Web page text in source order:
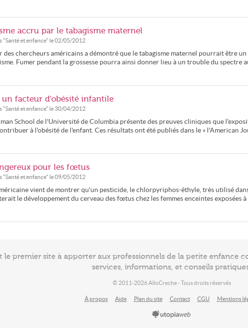
accru par le tabagisme maternel
"Santé et enfance" le02/05/2012
des chercheurs américains a démontré que le tabagisme maternel pourrait être
Fumer pendant la grossesse pourra ainsi donner lieu à un trouble du spectre
facteur d'obésité infantile
"Santé et enfance" le 30/04/2012
School de l'Université de Columbia présente des preuves cliniques que
à l'obésité de l'enfant. Ces résultats ont été publiés dans le « l'American
pour les fœtus
"Santé et enfance" le09/05/2012
vient de montrer qu'un pesticide, le chlorpyriphos-éthyle, très utilisé
le développement du cerveau des fœtus chez les femmes enceintes exposées
le premier site à apporter aux professionnels de la petite enfance
services, informations, et conseils
© 2011-2026 AlloCreche - Tous droits réservés
À propos Aide Plan du site Contact CGU Mentions